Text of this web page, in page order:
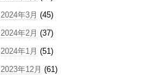
2024年3月 (45)
2024年2月 (37)
2024年1月 (51)
2023年12月 (61)